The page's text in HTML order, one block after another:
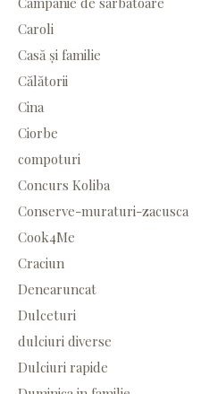
Caroli
Casă și familie
Călătorii
Cina
Ciorbe
compoturi
Concurs Koliba
Conserve-muraturi-zacusca
Cook4Me
Craciun
Denearuncat
Dulceturi
dulciuri diverse
Dulciuri rapide